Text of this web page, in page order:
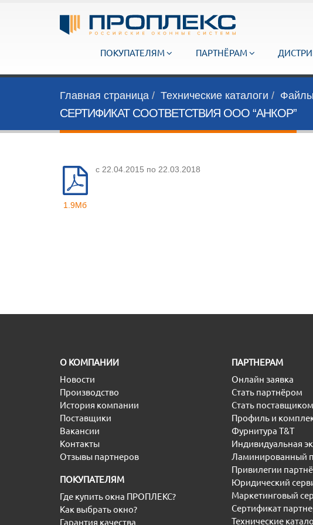
ПОКУПАТЕЛЯМ ПАРТНЁРАМ
Главная страница Технические каталоги
СЕРТИФИКАТ СООТВЕТСТВИЯ ООО “АНКОР”
1.9Мб
с 22.04.2015 по 22.03.2018
O КОМПАНИИ
Новости
Производство
История компании
Поставщики
Вакансии
Контакты
Отзывы партнеров
ПОКУПАТЕЛЯМ
Где купить окна ПРОПЛЕКС?
Как выбрать окно?
Гарантия качества
ПАРТНЕРАМ
Онлайн заявка
Стать партнёром
Стать поставщиком
Профиль и
Фурнитура T&T
Индивидуальная
Ламинированный
Привилегии
Юридический
Маркетинговый
Сертификат
Технические